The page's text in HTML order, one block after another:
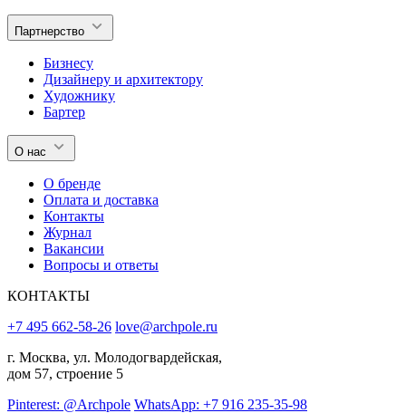
Партнерство
Бизнесу
Дизайнеру и архитектору
Художнику
Бартер
О нас
О бренде
Оплата и доставка
Контакты
Журнал
Вакансии
Вопросы и ответы
КОНТАКТЫ
+7 495 662-58-26 love@archpole.ru
г. Москва, ул. Молодогвардейская,
дом 57, строение 5
Pinterest: @Archpole WhatsApp: +7 916 235-35-98